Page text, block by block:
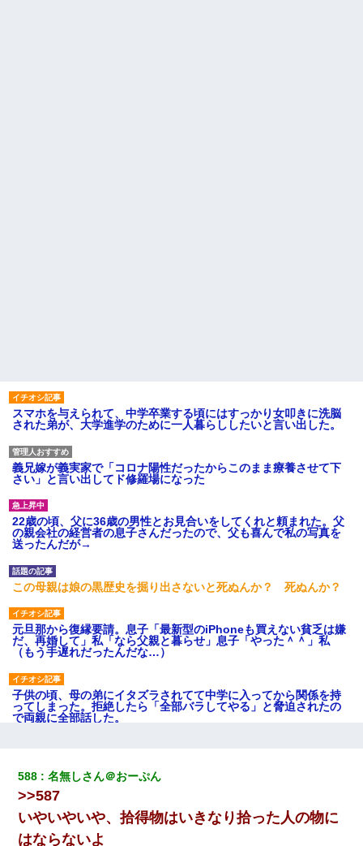
スマホを与えられて、中学卒業する頃にはすっかり女叩きに洗脳
された弟が、大学進学のために一人暮らししたいと言い出した。
義兄嫁が義実家で「コロナ陽性だったからこのまま療養させて下
さい」と言い出してド修羅場になった
22歳の頃、父に36歳の男性とお見合いをしてくれと頼まれた。父
の親会社の経営者の息子さんだったので、父も喜んで私の写真を
送ったんだが→
この母親は娘の黒歴史を掘り出さないと死ぬんか？ 死ぬんか？
元旦那から復縁要請。息子「最新型のiPhoneも買えない貧乏は嫌
だ、再婚して」私「なら父親と暮らせ」息子「やった＾＾」私
（もう手遅れだったんだな…）
子供の頃、母の弟にイタズラされてて中学に入ってから関係を持
ってしまった。拒絶したら「全部バラしてやる」と脅迫されたの
で両親に全部話した。
別れた。その元彼が交通事故で重体になっているらしく…
小学生の息子が急に様子がおかしくなった。私「理由を聞いても
『わかんない！』って怒鳴り付けてくるし、困っってる」旦那
「話してみるよ」→ 後日・・・
588 名無しさん＠おーぷん
>>587
いやいやいや、拾得物はいきなり拾った人の物に
はならないよ